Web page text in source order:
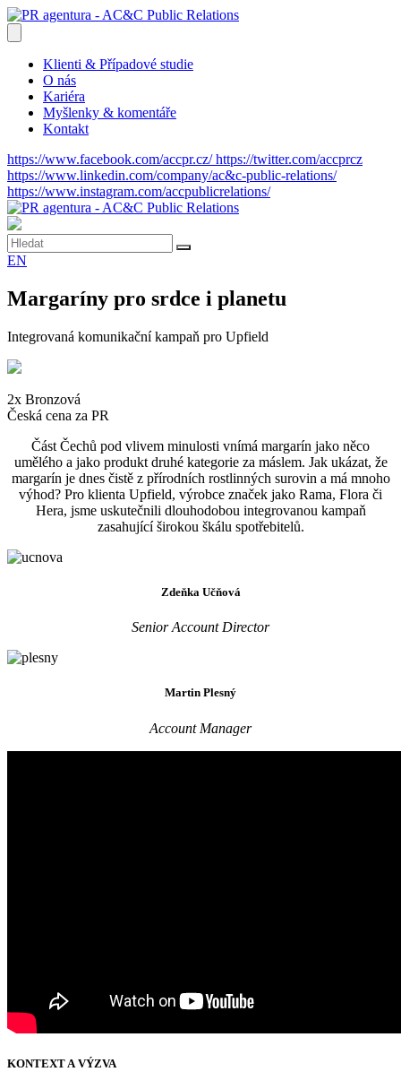
Klienti & Případové studie
O nás
Kariéra
Myšlenky & komentáře
Kontakt
https://www.facebook.com/accpr.cz/ https://twitter.com/accprcz
https://www.linkedin.com/company/ac&c-public-relations/
https://www.instagram.com/accpublicrelations/
EN
Margaríny pro srdce i planetu
Integrovaná komunikační kampaň pro Upfield
2x Bronzová
Česká cena za PR
Část Čechů pod vlivem minulosti vnímá margarín jako něco
umělého a jako produkt druhé kategorie za máslem. Jak ukázat, že
margarín je dnes čistě z přírodních rostlinných surovin a má mnoho
výhod? Pro klienta Upfield, výrobce značek jako Rama, Flora či
Hera, jsme uskutečnili dlouhodobou integrovanou kampaň
zasahující širokou škálu spotřebitelů.
Zdeňka Učňová
Senior Account Director
Martin Plesný
Account Manager
KONTEXT A VÝZVA